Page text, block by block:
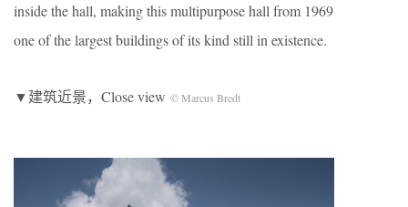
inside the hall, making this multipurpose hall from 1969
one of the largest buildings of its kind still in existence.
▼建筑近景，Close view © Marcus Bredt